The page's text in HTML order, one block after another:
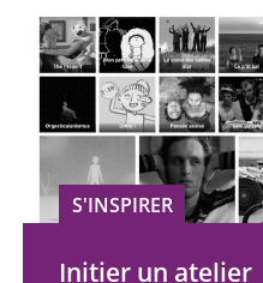
S'INSPIRER
Initier un atelier